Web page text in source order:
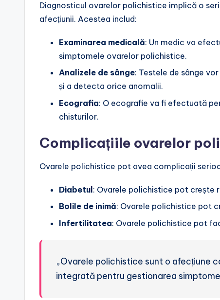
Diagnosticul ovarelor polichistice implică o
afecțiunii. Acestea includ:
Examinarea medicală: Un medic va
simptomele ovarelor polichistice.
Analizele de sânge: Testele de sânge
și a detecta orice anomalii.
Ecografia: O ecografie va fi efectuată
chisturilor.
Complicațiile ovarelor
Ovarele polichistice pot avea complicații
Diabetul: Ovarele polichistice pot crește
Bolile de inimă: Ovarele polichistice pot
Infertilitatea: Ovarele polichistice pot
„Ovarele polichistice sunt o afecțiune
integrată pentru gestionarea